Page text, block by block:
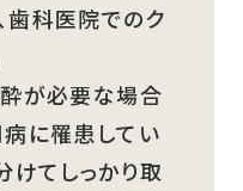
歯科医院でのク
酔が必要な場合
に罹患してい
けてしっかり取